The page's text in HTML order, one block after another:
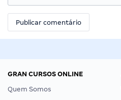
GRAN CURSOS ONLINE
Quem Somos